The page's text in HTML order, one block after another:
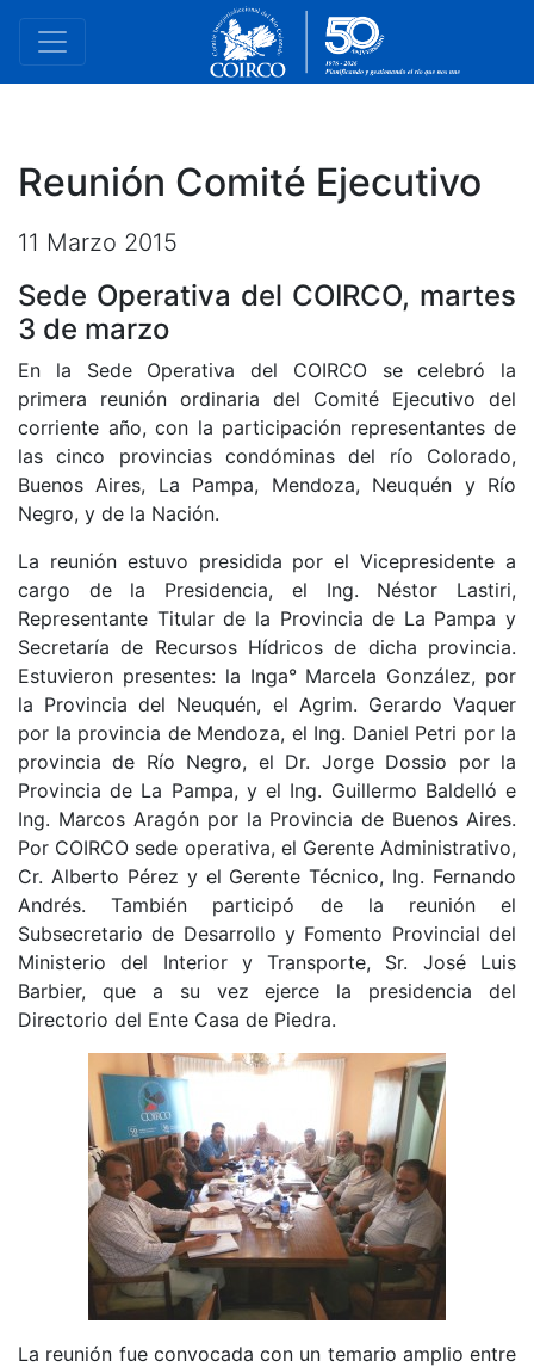
Reunión Comité Ejecutivo
11 Marzo 2015
Sede Operativa del COIRCO, martes
3 de marzo
En la Sede Operativa del COIRCO se celebró la
primera reunión ordinaria del Comité Ejecutivo del
corriente año, con la participación representantes de
las cinco provincias condóminas del río Colorado,
Buenos Aires, La Pampa, Mendoza, Neuquén y Río
Negro, y de la Nación.
La reunión estuvo presidida por el Vicepresidente a
cargo de la Presidencia, el Ing. Néstor Lastiri,
Representante Titular de la Provincia de La Pampa y
Secretaría de Recursos Hídricos de dicha provincia.
Estuvieron presentes: la Inga° Marcela González, por
la Provincia del Neuquén, el Agrim. Gerardo Vaquer
por la provincia de Mendoza, el Ing. Daniel Petri por la
provincia de Río Negro, el Dr. Jorge Dossio por la
Provincia de La Pampa, y el Ing. Guillermo Baldelló e
Ing. Marcos Aragón por la Provincia de Buenos Aires.
Por COIRCO sede operativa, el Gerente Administrativo,
Cr. Alberto Pérez y el Gerente Técnico, Ing. Fernando
Andrés. También participó de la reunión el
Subsecretario de Desarrollo y Fomento Provincial del
Ministerio del Interior y Transporte, Sr. José Luis
Barbier, que a su vez ejerce la presidencia del
Directorio del Ente Casa de Piedra.
La reunión fue convocada con un temario amplio entre